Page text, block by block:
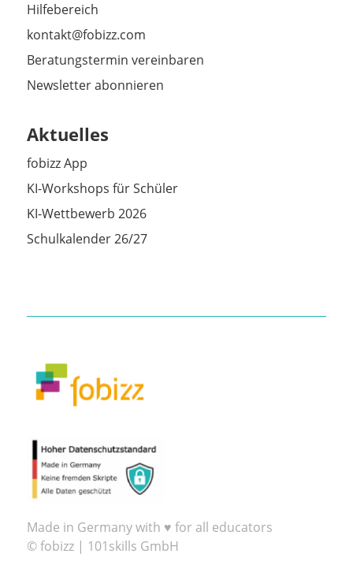
Hilfebereich
kontakt@fobizz.com
Beratungstermin vereinbaren
Newsletter abonnieren
Aktuelles
fobizz App
KI-Workshops für Schüler
KI-Wettbewerb 2026
Schulkalender 26/27
Made in Germany with ♥ for all educators
© fobizz | 101skills GmbH